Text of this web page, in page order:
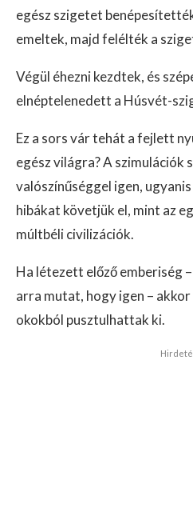
egész szigetet
emeltek, majd felélték a
Végül éhezni kezdtek, és
elnéptelenedett a Húsvét-
Ez a sors vár tehát a fejlett
egész világra? A szimulációk
valószínűséggel igen,
hibákat követjük el, mint az
múltbéli civilizációk.
Ha létezett előző emberiség
arra mutat, hogy igen –
okokból pusztulhattak ki.